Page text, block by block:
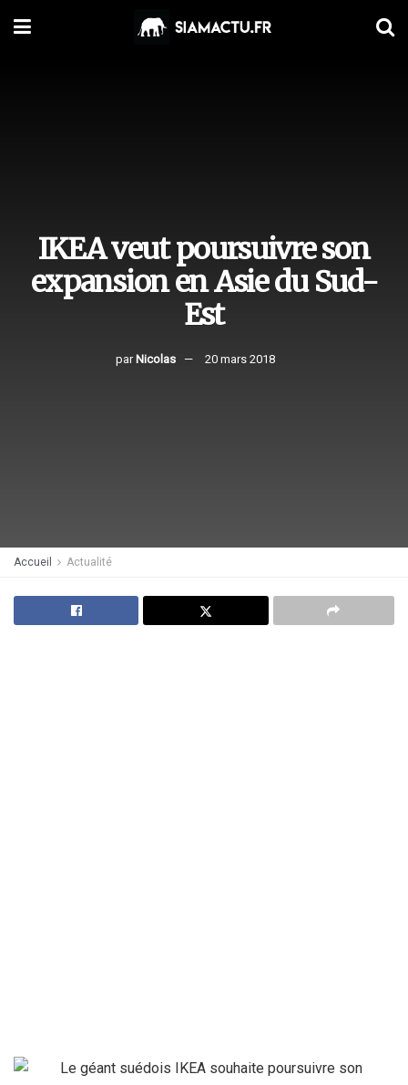
IKEA veut poursuivre son
expansion en Asie du Sud-
Est
par Nicolas 20 mars 2018
Accueil Actualité